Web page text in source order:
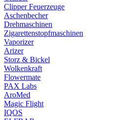
Clipper Feuerzeuge
Aschenbecher
Drehmaschinen
Zigarettenstopfmaschinen
Vaporizer
Arizer
Storz & Bickel
Wolkenkraft
Flowermate
PAX Labs
AroMed
Magic Flight
IQOS